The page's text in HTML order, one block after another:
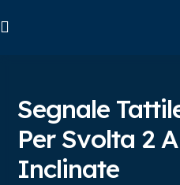
Segnale
Per Svolta 2
Inclinate